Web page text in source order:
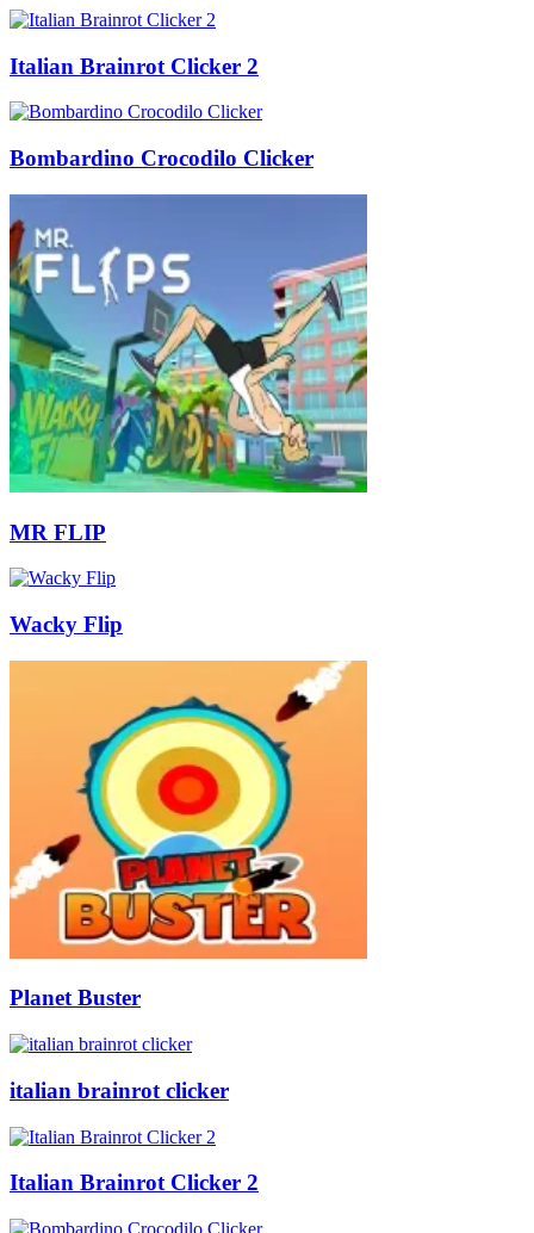
Italian Brainrot Clicker 2
Bombardino Crocodilo Clicker
MR FLIP
Wacky Flip
Planet Buster
italian brainrot clicker
Italian Brainrot Clicker 2